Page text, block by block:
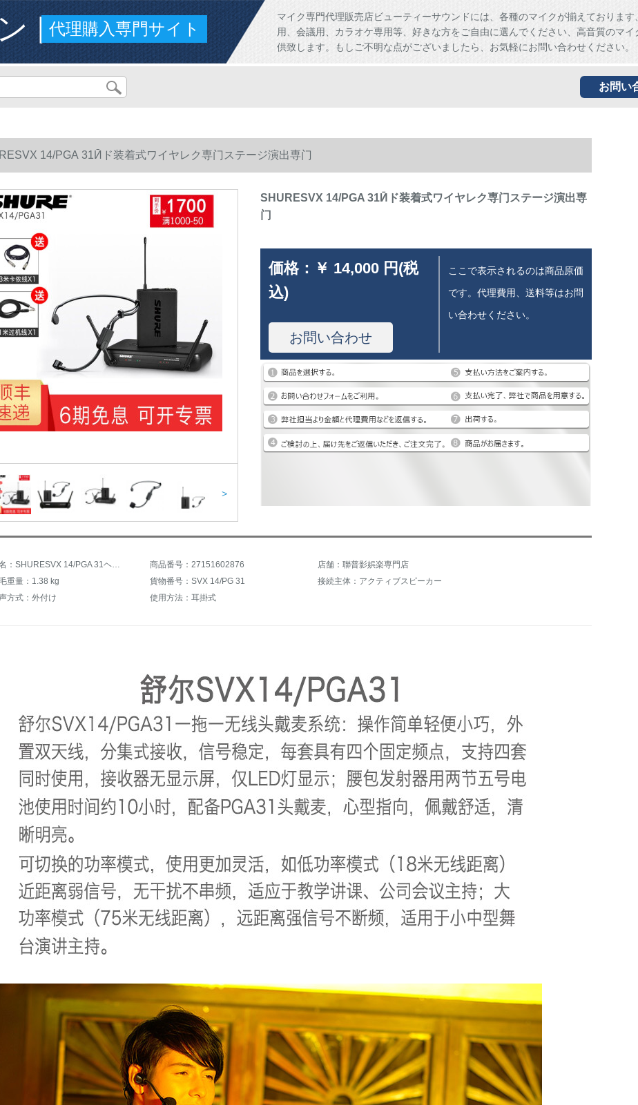
ド代理購入専門サイト
マイク専門代理販売店ビューティーサウンドには、各種のマイクが揃えております
用、会議用、カラオケ専用等、好きな方をご自由に選んでください、高音質のマイ
供致します。もしご不明な点がございましたら、お気軽にお問い合わせください。
お問い
14/PGA 31Ӣド装着式ワイヤレク専门ステージ演出専门
>
SHURESVX 14/PGA 31Ӣド装着式ワイヤレク専门ステージ演出専
门
価格： ￥ 14,000 円(税
込)
お問い合わせ
ここで表示されるのは商品原価
です。代理費用、送料等はお問
い合わせください。
商品名：SHURESVX 14/PGA 31ヘッド装着式ワイヤレスマイク専門舞台演出専用 商品番号：27151602876
店舗：聯普影娯楽専門店
重量：1.38 kg
貨物番号：SVX 14/PG 31
接続主体：アクティブスピーカー
方式：外付け
使用方法：耳掛式